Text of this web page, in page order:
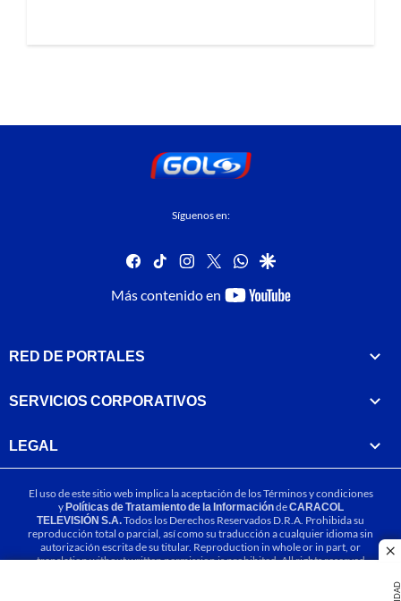
Síguenos en:
facebook
tiktok instagram
twitterwhatsapp
google
Más contenido en
youtube-
RED DE PORTALES
SERVICIOS CORPORATIVOS
LEGAL
El uso de este sitio web implica la aceptación de losTérminos y condiciones
yPolíticas de Tratamiento de la InformacióndeCARACOL
TELEVISIÓN S.A.Todos los Derechos Reservados D.R.A. Prohibida su
reproducción total o parcial, así como su traducción a cualquier idioma sin
autorización escrita de su titular. Reproduction in whole or in part, or
translation without written permission is prohibited. All rights reserved